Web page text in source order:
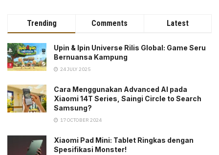
Trending Comments Latest
Upin & Ipin Universe Rilis Global: Game Seru
Bernuansa Kampung
24 JULY 2025
Cara Menggunakan Advanced AI pada
Xiaomi 14T Series, Saingi Circle to Search
Samsung?
17 OCTOBER 2024
Xiaomi Pad Mini: Tablet Ringkas dengan
Spesifikasi Monster!